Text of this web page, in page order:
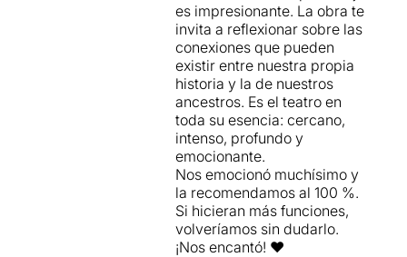
es impresionante. La obra te
invita a reflexionar sobre las
conexiones que pueden
existir entre nuestra propia
historia y la de nuestros
ancestros. Es el teatro en
toda su esencia: cercano,
intenso, profundo y
emocionante.
Nos emocionó muchísimo y
la recomendamos al 100 %.
Si hicieran más funciones,
volveríamos sin dudarlo.
¡Nos encantó! ❤️